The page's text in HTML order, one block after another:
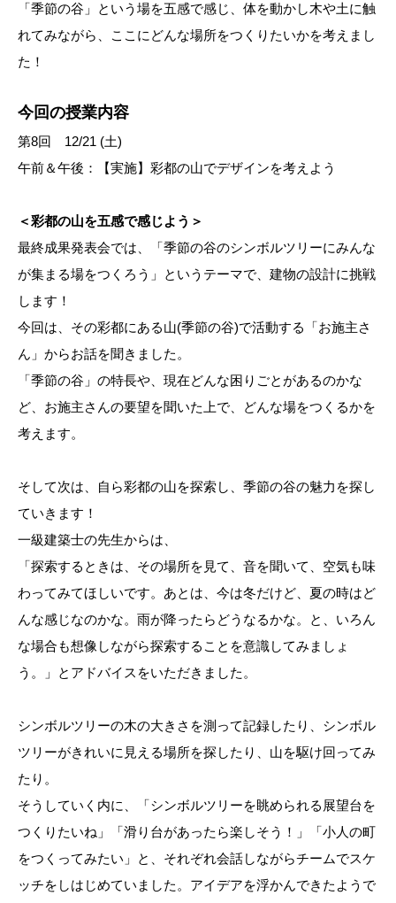
「季節の谷」という場を五感で感じ、体を動かし木や土に触
れてみながら、ここにどんな場所をつくりたいかを考えまし
た！
今回の授業内容
第8回 12/21 (土)
午前＆午後：【実施】彩都の山でデザインを考えよう
＜彩都の山を五感で感じよう＞
最終成果発表会では、「季節の谷のシンボルツリーにみんな
が集まる場をつくろう」というテーマで、建物の設計に挑戦
します！
今回は、その彩都にある山(季節の谷)で活動する「お施主さ
ん」からお話を聞きました。
「季節の谷」の特長や、現在どんな困りごとがあるのかな
ど、お施主さんの要望を聞いた上で、どんな場をつくるかを
考えます。
そして次は、自ら彩都の山を探索し、季節の谷の魅力を探し
ていきます！
一級建築士の先生からは、
「探索するときは、その場所を見て、音を聞いて、空気も味
わってみてほしいです。あとは、今は冬だけど、夏の時はど
んな感じなのかな。雨が降ったらどうなるかな。と、いろん
な場合も想像しながら探索することを意識してみましょ
う。」とアドバイスをいただきました。
シンボルツリーの木の大きさを測って記録したり、シンボル
ツリーがきれいに見える場所を探したり、山を駆け回ってみ
たり。
そうしていく内に、「シンボルツリーを眺められる展望台を
つくりたいね」「滑り台があったら楽しそう！」「小人の町
をつくってみたい」と、それぞれ会話しながらチームでスケ
ッチをしはじめていました。アイデアを浮かんできたようで